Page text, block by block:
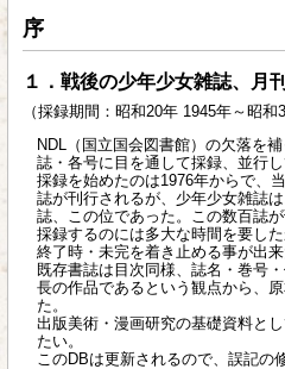
序
１．戦後の少年少女雑誌、月
（採録期間：昭和20年 1945年～昭和
NDL（国立国会図書館）の欠落を
誌・各号に目を通して採録、並行
採録を始めたのは1976年からで、
誌が刊行されるが、少年少女雑誌
誌、この位であった。この数百誌
採録するのには多大な時間を要し
終了時・未完を着き止める事が出
既存書誌は目次同様、誌名・巻号
長の作品であるという観点から、
た。
出版美術・漫画研究の基礎資料と
たい。
このDBは更新されるので、誤記の